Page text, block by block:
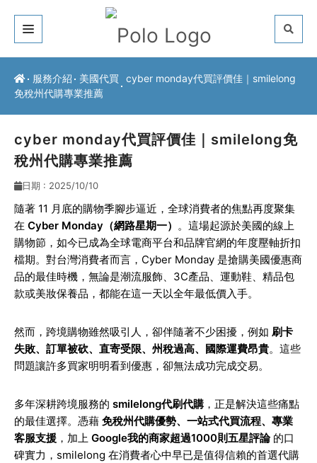
關於我們
服務介紹
常見問題
最新公告
聯絡方式
服務介紹 美國代買
cyber monday代買評價佳｜smilelong
免稅州代購專業推薦
cyber monday代買評價佳｜smilelong免
稅州代購專業推薦
日期 : 2025/10/10
隨著 11 月底的購物季腳步逼近，全球消費者的焦點再度聚集
在 Cyber Monday（網路星期一） 。這場起源於美國的線上
購物節，如今已成為全球電商平台和品牌官網的年度壓軸折扣
檔期。對台灣消費者而言，Cyber Monday 是搶購美國優惠商
品的最佳時機，無論是潮流服飾、3C產品、運動鞋、精品包
款或美妝保養品，都能在這一天以全年最低價入手。
然而，跨境購物雖然吸引人，卻伴隨著不少困擾，例如 刷卡
失敗、訂單被砍、直寄受限、州稅過高、國際運費昂貴。這些
問題讓許多買家明明看到優惠，卻無法成功完成交易。
多年深耕跨境服務的 smilelong代刷代購 ，正是解決這些痛點
的最佳選擇。憑藉 免稅州代購優勢、一站式代買流程、專業
客服支援 ，加上 Google我的商家超過1000則五星評論的口
碑實力，smilelong 在消費者心中早已是值得信賴的首選代購